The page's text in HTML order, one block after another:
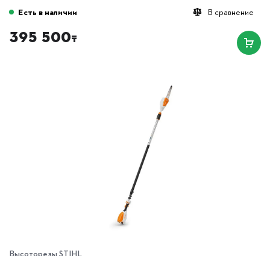
В сравнение
Есть в наличии
395 500₸
Высоторезы STIHL